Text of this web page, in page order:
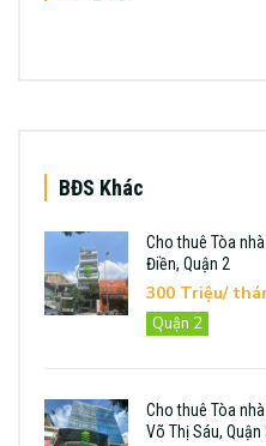
BĐS Khác
Cho thuê Tòa
Điền, Quận 2
300 Triệu/
Quận 2
Cho thuê Tòa
Võ Thị Sáu, Quận